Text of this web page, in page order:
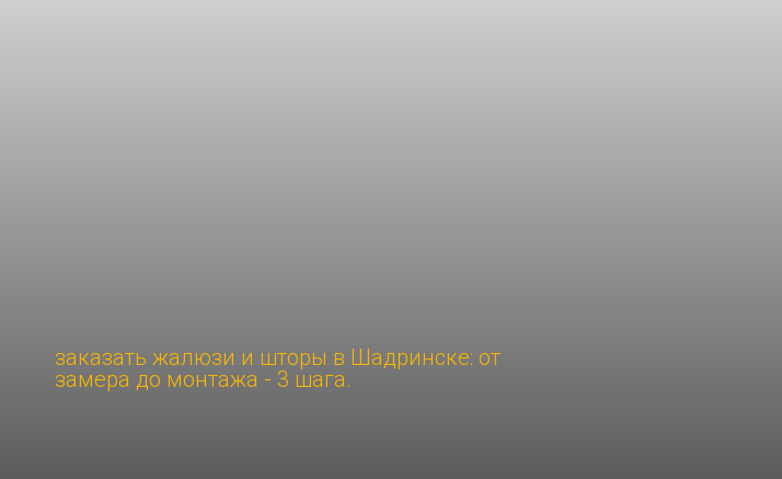
заказать жалюзи и шторы в Шадринске: от
замера до монтажа - 3 шага.